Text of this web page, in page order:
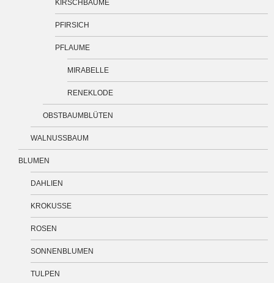
KIRSCHBÄUME
PFIRSICH
PFLAUME
MIRABELLE
RENEKLODE
OBSTBAUMBLÜTEN
WALNUSSBAUM
BLUMEN
DAHLIEN
KROKUSSE
ROSEN
SONNENBLUMEN
TULPEN